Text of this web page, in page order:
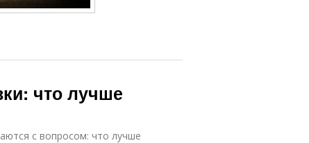
что лучше
с вопросом: что лучше